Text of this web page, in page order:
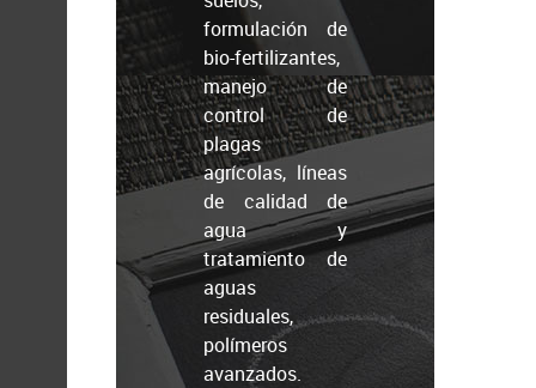
formulación de
bio-fertilizantes,
manejo de
control de
plagas
agrícolas, líneas
de calidad de
agua y
tratamiento de
aguas
residuales,
polímeros
avanzados.